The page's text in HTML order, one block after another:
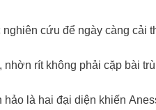
cứu để ngày càng cải
rít không phải cặp bài
hảo là hai đại diện khiến